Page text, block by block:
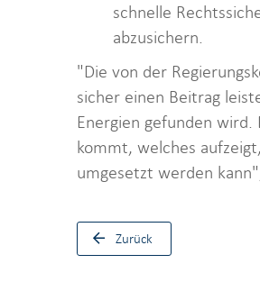
schnelle
abzusichern.
"Die von der
sicher einen Beitrag
Energien gefunden
kommt, welches
umgesetzt werden
Zurück